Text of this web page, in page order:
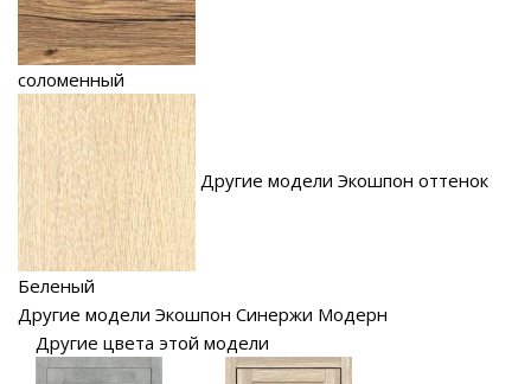
соломенный
Другие модели Экошпон оттенок
Беленый
Другие модели Экошпон Синержи Модерн
Другие цвета этой модели